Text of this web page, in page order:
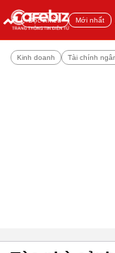
Đọc nhiều Mới nhất
Kinh doanh Tài chính